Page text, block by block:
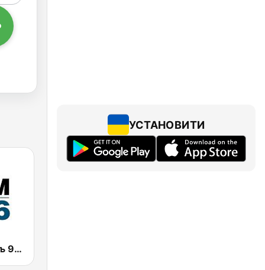
Коммерсантъ 93.6 (Kommersant FM)
УСТАНОВИТИ